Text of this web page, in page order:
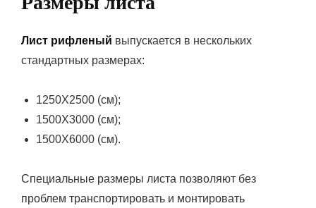
Лист рифленый выпускается в нескольких
стандартных размерах:
1250Х2500 (см);
1500Х3000 (см);
1500Х6000 (см).
Специальные размеры листа позволяют без
проблем транспортировать и монтировать